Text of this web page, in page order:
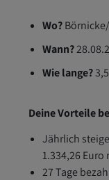
Wo?
Wann?
Wie lange?
Deine Vorteile
Jährlich
1.334,26
27 Tage